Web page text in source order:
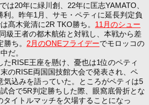
は20年に緑川創、22年に匡志YAMATO、
利。昨年1月、サモ・ペティに延長判定負
髙木覚清に2R TKO勝ち。 11月のシュー
級王者の都木航佑と対戦し、本戦から差
ち。 2月のONEフライデーでモロッコの
だ。
RISE王座を懸け、憂也は1位のペティ
のRISE両国国技館大会で発表され、ペ
気込みを語っていた。ところがペティは5
合で5R判定勝ちした際、眼窩底骨折とな
タイトルマッチを欠場することになっ